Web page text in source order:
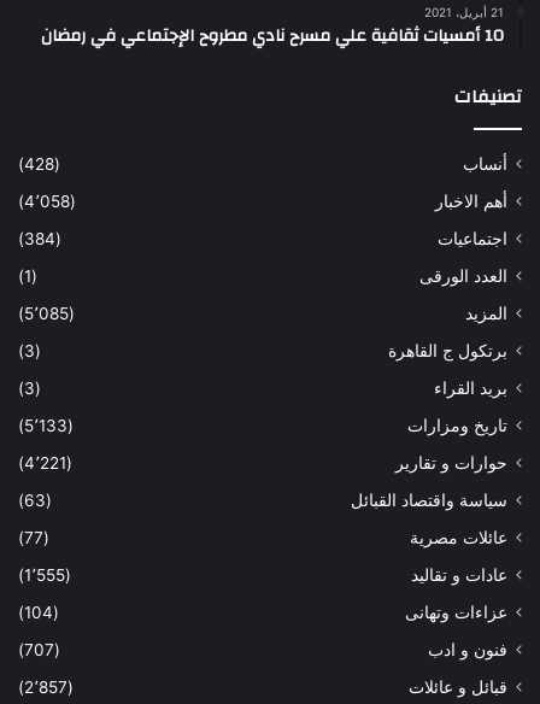
21 أبريل، 2021
10 أمسيات ثقافية علي مسرح نادي مطروح الإجتماعي في رمضان
تصنيفات
أنساب
(428)
أهم الاخبار
(4٬058)
اجتماعيات
(384)
العدد الورقى
(1)
المزيد
(5٬085)
برتكول ج القاهرة
(3)
بريد القراء
(3)
تاريخ ومزارات
(5٬133)
حوارات و تقارير
(4٬221)
سياسة واقتصاد القبائل
(63)
عائلات مصرية
(77)
عادات و تقاليد
(1٬555)
عزاءات وتهانى
(104)
فنون و ادب
(707)
قبائل و عائلات
(2٬857)